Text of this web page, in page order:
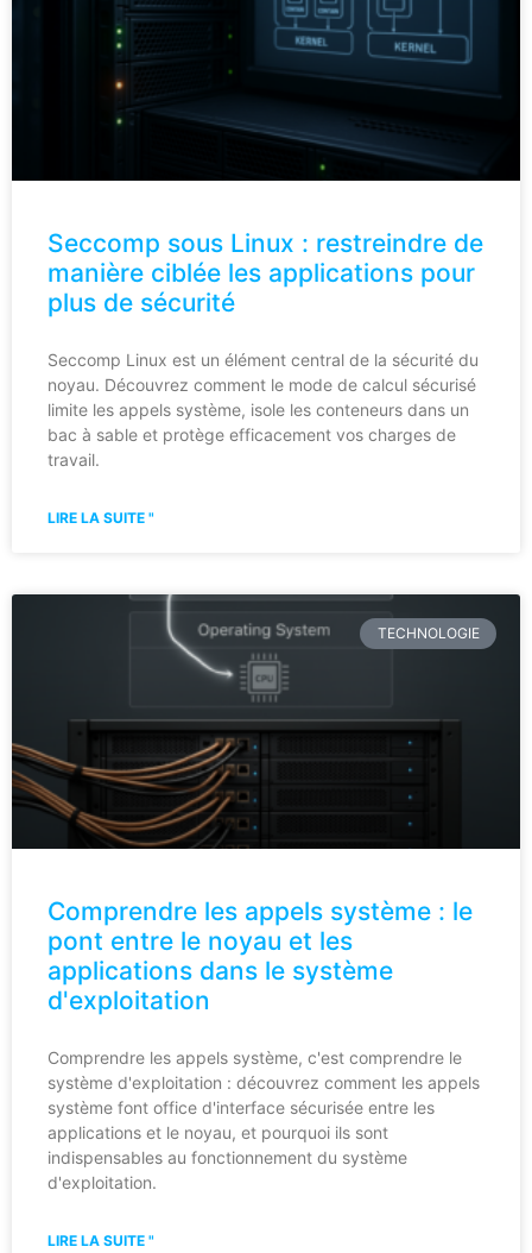
Seccomp sous Linux : restreindre de
manière ciblée les applications pour
plus de sécurité
Seccomp Linux est un élément central de la sécurité du
noyau. Découvrez comment le mode de calcul sécurisé
limite les appels système, isole les conteneurs dans un
bac à sable et protège efficacement vos charges de
travail.
LIRE LA SUITE "
TECHNOLOGIE
Comprendre les appels système : le
pont entre le noyau et les
applications dans le système
d'exploitation
Comprendre les appels système, c'est comprendre le
système d'exploitation : découvrez comment les appels
système font office d'interface sécurisée entre les
applications et le noyau, et pourquoi ils sont
indispensables au fonctionnement du système
d'exploitation.
LIRE LA SUITE "